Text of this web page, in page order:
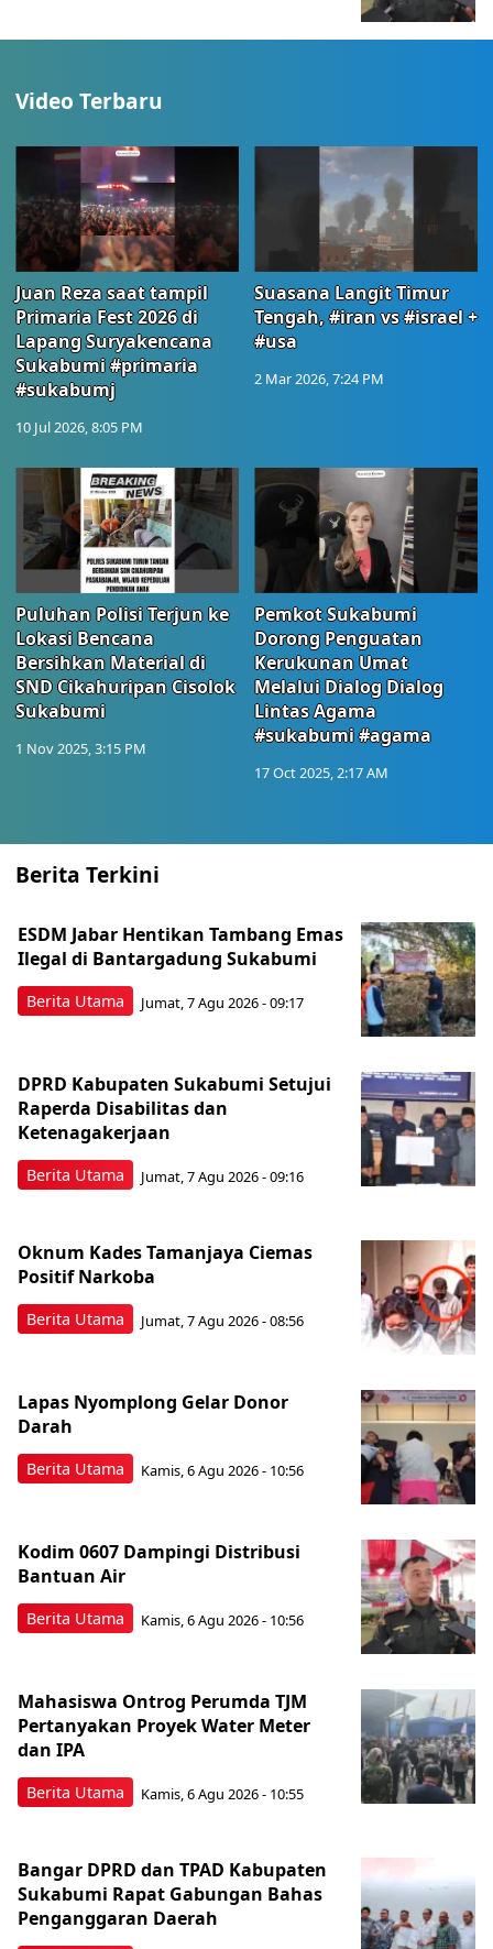
Video Terbaru
Juan Reza saat tampil
Primaria Fest 2026 di
Lapang Suryakencana
Sukabumi #primaria
#sukabumj
10 Jul 2026, 8:05 PM
Suasana Langit Timur
Tengah, #iran vs #israel +
#usa
2 Mar 2026, 7:24 PM
Puluhan Polisi Terjun ke
Lokasi Bencana
Bersihkan Material di
SND Cikahuripan Cisolok
Sukabumi
1 Nov 2025, 3:15 PM
Pemkot Sukabumi
Dorong Penguatan
Kerukunan Umat
Melalui Dialog Dialog
Lintas Agama
#sukabumi #agama
17 Oct 2025, 2:17 AM
Berita Terkini
Berita Utama
ESDM Jabar Hentikan Tambang Emas
Ilegal di Bantargadung Sukabumi
Jumat, 7 Agu 2026 - 09:17
Berita Utama
DPRD Kabupaten Sukabumi Setujui
Raperda Disabilitas dan
Ketenagakerjaan
Jumat, 7 Agu 2026 - 09:16
Berita Utama
Oknum Kades Tamanjaya Ciemas
Positif Narkoba
Jumat, 7 Agu 2026 - 08:56
Berita Utama
Lapas Nyomplong Gelar Donor
Darah
Kamis, 6 Agu 2026 - 10:56
Berita Utama
Kodim 0607 Dampingi Distribusi
Bantuan Air
Kamis, 6 Agu 2026 - 10:56
Berita Utama
Mahasiswa Ontrog Perumda TJM
Pertanyakan Proyek Water Meter
dan IPA
Kamis, 6 Agu 2026 - 10:55
Bangar DPRD dan TPAD Kabupaten
Sukabumi Rapat Gabungan Bahas
Penganggaran Daerah